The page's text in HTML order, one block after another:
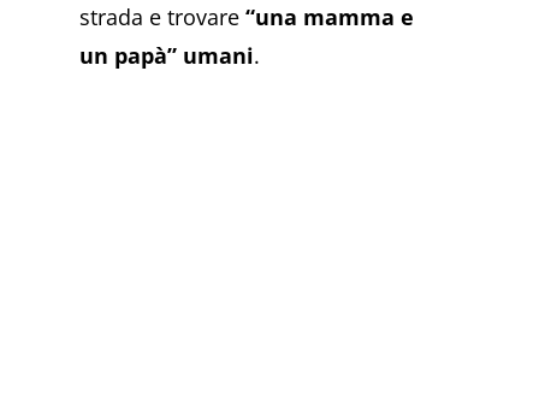
strada e trovare “una mamma e
un papà” umani.